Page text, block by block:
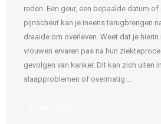
reden. Een geur, een bepaalde datum
pijnscheut kan je ineens terugbrengen
draaide om overleven. Weet dat je hierin
vrouwen ervaren pas na hun
gevolgen van kanker. Dit kan zich uiten
slaapproblemen of overmatig ...